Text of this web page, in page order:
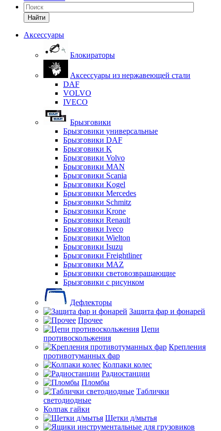
Найти
Аксессуары
Блокираторы
Аксессуары из нержавеющей стали
DAF
VOLVO
IVECO
Брызговики
Брызговики универсальные
Брызговики DAF
Брызговики K
Брызговики Volvo
Брызговики MAN
Брызговики Scania
Брызговики Kogel
Брызговики Mercedes
Брызговики Schmitz
Брызговики Krone
Брызговики Renault
Брызговики Iveco
Брызговики Wielton
Брызговики Isuzu
Брызговики Freightliner
Брызговики MAZ
Брызговики световозвращающие
Брызговики с рисунком
Дефлекторы
Защита фар и фонарей
Прочее
Цепи
противоскольжения
Крепления
противотуманных фар
Колпаки колес
Радиостанции
Пломбы
Таблички
светодиодные
Колпак гайки
Щетки д/мытья